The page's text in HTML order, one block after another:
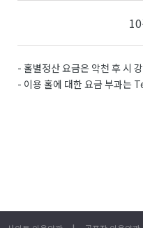
- 홀별정산 요금은 악천 후 시
- 이용 홀에 대한 요금 부과는